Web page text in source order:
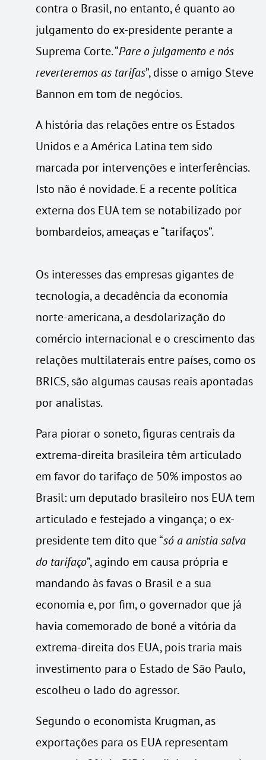
contra o Brasil, no entanto, é quanto ao
julgamento do ex-presidente perante a
Suprema Corte. “Pare o julgamento e nós
reverteremos as tarifas”, disse o amigo Steve
Bannon em tom de negócios.
A história das relações entre os Estados
Unidos e a América Latina tem sido
marcada por intervenções e interferências.
Isto não é novidade. E a recente política
externa dos EUA tem se notabilizado por
bombardeios, ameaças e “tarifaços”.
Os interesses das empresas gigantes de
tecnologia, a decadência da economia
norte-americana, a desdolarização do
comércio internacional e o crescimento das
relações multilaterais entre países, como os
BRICS, são algumas causas reais apontadas
por analistas.
Para piorar o soneto, figuras centrais da
extrema-direita brasileira têm articulado
em favor do tarifaço de 50% impostos ao
Brasil: um deputado brasileiro nos EUA tem
articulado e festejado a vingança; o ex-
presidente tem dito que “só a anistia salva
do tarifaço”, agindo em causa própria e
mandando às favas o Brasil e a sua
economia e, por fim, o governador que já
havia comemorado de boné a vitória da
extrema-direita dos EUA, pois traria mais
investimento para o Estado de São Paulo,
escolheu o lado do agressor.
Segundo o economista Krugman, as
exportações para os EUA representam